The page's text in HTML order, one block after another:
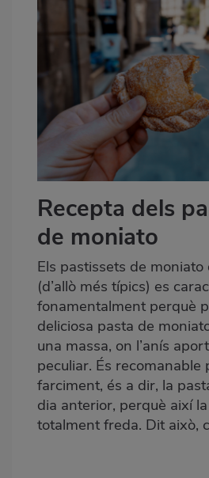
Recepta dels
de moniato
Els pastissets de moniato
(d’allò més típics) es
fonamentalment perquè
deliciosa pasta de
una massa, on l’anís
peculiar. És recomanable
farciment, és a dir, la
dia anterior, perquè així
totalment freda. Dit això,